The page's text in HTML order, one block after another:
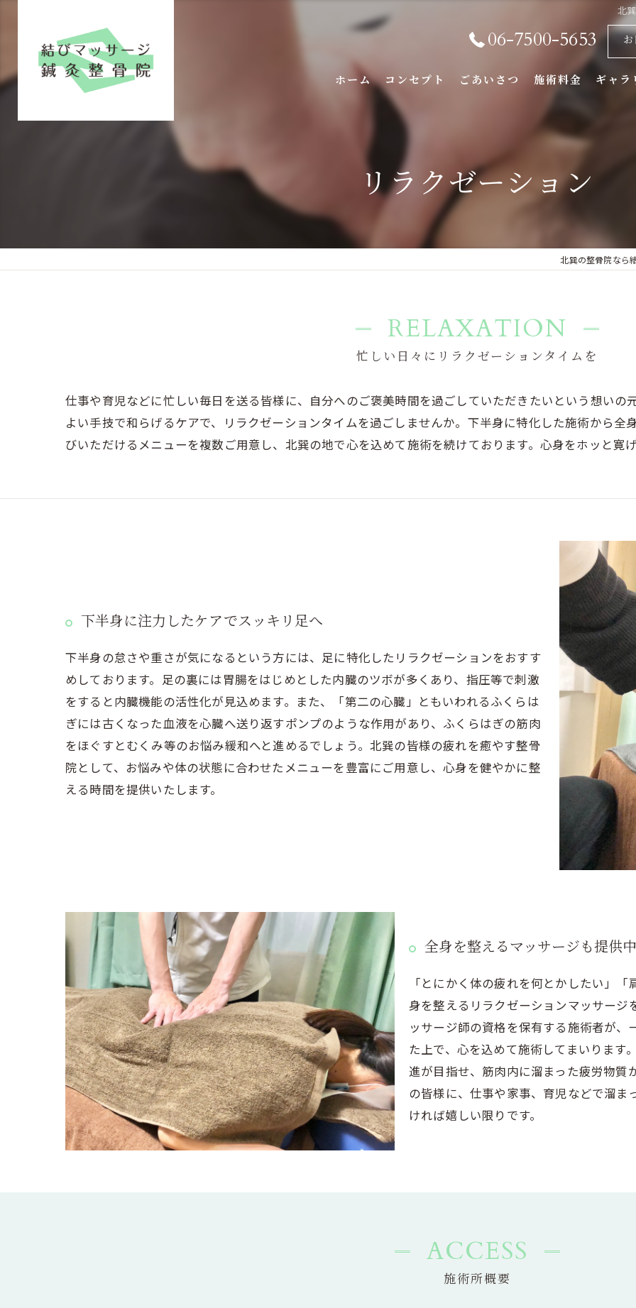
北
06-7500-5653
ホーム コンセプト ごあいさつ 施術料金 ギャラ
リラクゼーション
北巽の整骨院なら
忙しい日々にリラクゼーションタイムを
RELAXATION
仕事や育児などに忙しい毎日を送る皆様に、自分へのご褒美時間を過ごしていただきたいという想いの
よい手技で和らげるケアで、リラクゼーションタイムを過ごしませんか。下半身に特化した施術から全
びいただけるメニューを複数ご用意し、北巽の地で心を込めて施術を続けております。心身をホッと寛
下半身に注力したケアでスッキリ足へ
下半身の怠さや重さが気になるという方には、足に特化したリラクゼーションをおすす
めしております。足の裏には胃腸をはじめとした内臓のツボが多くあり、指圧等で刺激
をすると内臓機能の活性化が見込めます。また、「第二の心臓」ともいわれるふくらは
ぎには古くなった血液を心臓へ送り返すポンプのような作用があり、ふくらはぎの筋肉
をほぐすとむくみ等のお悩み緩和へと進めるでしょう。北巽の皆様の疲れを癒やす整骨
院として、お悩みや体の状態に合わせたメニューを豊富にご用意し、心身を健やかに整
える時間を提供いたします。
全身を整えるマッサージも提供中
「とにかく体の疲れを何とかしたい」
身を整えるリラクゼーションマッサー
ッサージ師の資格を保有する施術者が
た上で、心を込めて施術してまいります
進が目指せ、筋肉内に溜まった疲労物質
の皆様に、仕事や家事、育児などで溜
ければ嬉しい限りです。
施術所概要
ACCESS